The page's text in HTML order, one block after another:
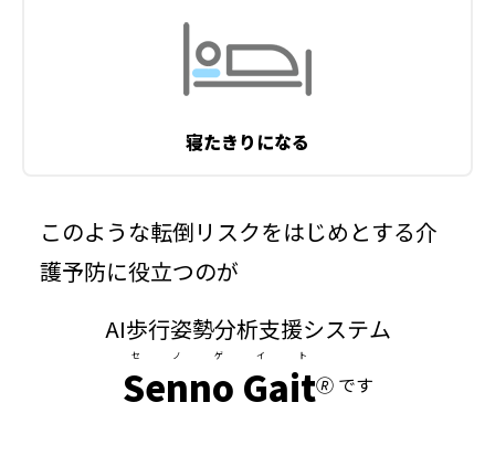
寝たきりになる
このような転倒リスクをはじめとする介
護予防に役立つのが
AI歩行姿勢分析支援システム
Senno Gait
セノゲイト
🄬 です